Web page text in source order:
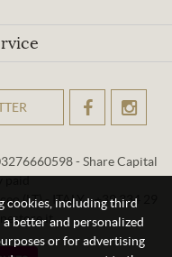
cookies, including third
better and personalized
or for advertising
- Share Capital
paid
(LT) - ITALY - +39 334 29